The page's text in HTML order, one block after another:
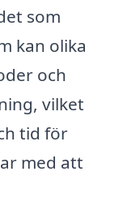
som
kan olika
och
vilket
tid för
med att